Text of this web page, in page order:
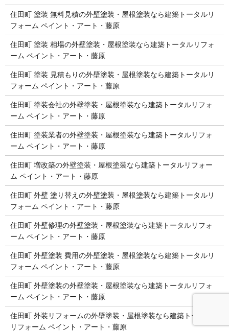
住田町 塗装 無料見積の外壁塗装・屋根塗装なら建築トータルリ
フォーム ペイント・アート・藤原
住田町 塗装 相場の外壁塗装・屋根塗装なら建築トータルリフォ
ーム ペイント・アート・藤原
住田町 塗装 見積もりの外壁塗装・屋根塗装なら建築トータルリ
フォーム ペイント・アート・藤原
住田町 塗装会社の外壁塗装・屋根塗装なら建築トータルリフォ
ーム ペイント・アート・藤原
住田町 塗装業者の外壁塗装・屋根塗装なら建築トータルリフォ
ーム ペイント・アート・藤原
住田町 増改築の外壁塗装・屋根塗装なら建築トータルリフォー
ム ペイント・アート・藤原
住田町 外壁 塗り替えの外壁塗装・屋根塗装なら建築トータルリ
フォーム ペイント・アート・藤原
住田町 外壁修理の外壁塗装・屋根塗装なら建築トータルリフォ
ーム ペイント・アート・藤原
住田町 外壁塗装 費用の外壁塗装・屋根塗装なら建築トータルリ
フォーム ペイント・アート・藤原
住田町 外壁塗装の外壁塗装・屋根塗装なら建築トータルリフォ
ーム ペイント・アート・藤原
住田町 外装リフォームの外壁塗装・屋根塗装なら建築トータル
リフォーム ペイント・アート・藤原